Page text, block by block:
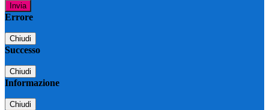
Errore
Chiudi
Successo
Chiudi
Informazione
Chiudi